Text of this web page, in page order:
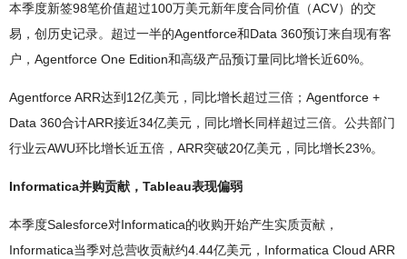
本季度新签98笔价值超过100万美元新年度合同价值（ACV）的交
易，创历史记录。超过一半的Agentforce和Data 360预订来自现有客
户，Agentforce One Edition和高级产品预订量同比增长近60%。
Agentforce ARR达到12亿美元，同比增长超过三倍；Agentforce +
Data 360合计ARR接近34亿美元，同比增长同样超过三倍。公共部门
行业云AWU环比增长近五倍，ARR突破20亿美元，同比增长23%。
Informatica并购贡献，Tableau表现偏弱
本季度Salesforce对Informatica的收购开始产生实质贡献，
Informatica当季对总营收贡献约4.44亿美元，Informatica Cloud ARR